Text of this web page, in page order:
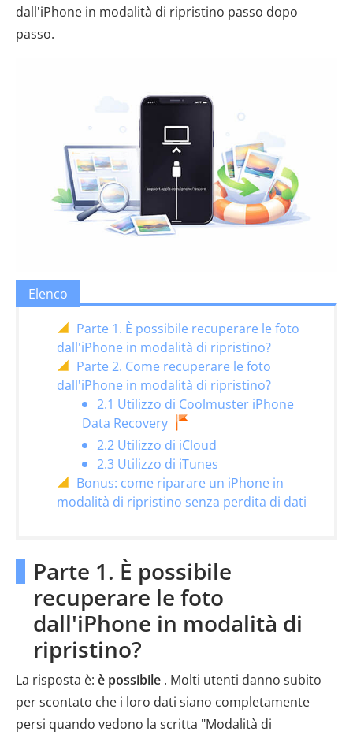
dall'iPhone in modalità di ripristino passo dopo
passo.
Elenco
Parte 1. È possibile recuperare le foto
dall'iPhone in modalità di ripristino?
Parte 2. Come recuperare le foto
dall'iPhone in modalità di ripristino?
2.1 Utilizzo di Coolmuster iPhone
Data Recovery
2.2 Utilizzo di iCloud
2.3 Utilizzo di iTunes
Bonus: come riparare un iPhone in
modalità di ripristino senza perdita di dati
Parte 1. È possibile
recuperare le foto
dall'iPhone in modalità di
ripristino?
La risposta è: è possibile . Molti utenti danno subito
per scontato che i loro dati siano completamente
persi quando vedono la scritta "Modalità di